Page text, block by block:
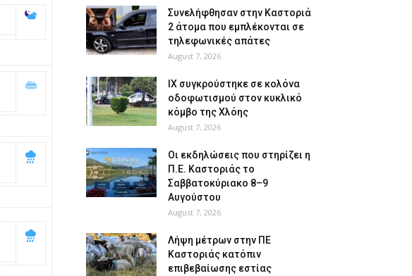
Συνελήφθησαν στην Καστοριά
2 άτομα που εμπλέκονται σε
τηλεφωνικές απάτες
August 7, 2026
ΙΧ συγκρούστηκε σε κολόνα
οδοφωτισμού στον κυκλικό
κόμβο της Χλόης
August 7, 2026
Οι εκδηλώσεις που στηρίζει η
Π.Ε. Καστοριάς το
Σαββατοκύριακο 8–9
Αυγούστου
August 7, 2026
Λήψη μέτρων στην ΠΕ
Καστοριάς κατόπιν
επιβεβαίωσης εστίας